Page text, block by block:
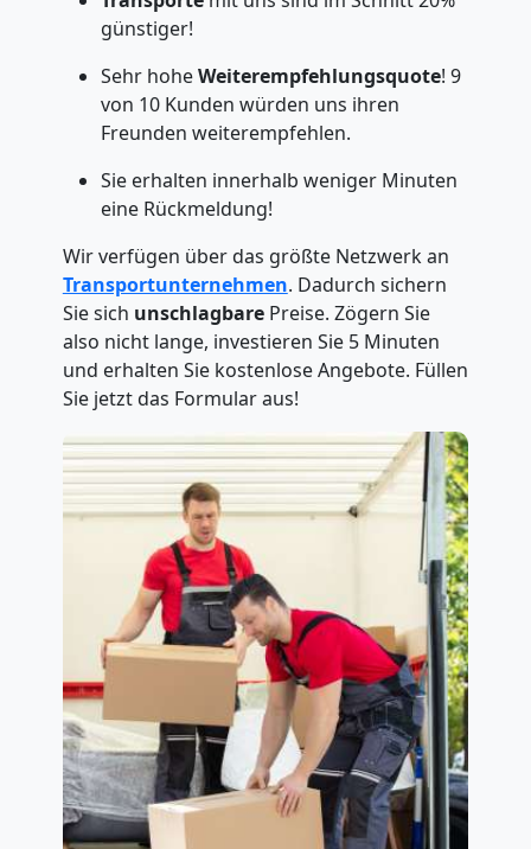
günstiger!
Sehr hoheWeiterempfehlungsquote! 9
von 10 Kunden würden uns ihren
Freunden weiterempfehlen.
Sie erhalten innerhalb weniger Minuten
eine Rückmeldung!
Wir verfügen über das größte Netzwerk an
Transportunternehmen. Dadurch sichern
Sie sich unschlagbare Preise. Zögern Sie
also nicht lange, investieren Sie 5 Minuten
und erhalten Sie kostenlose Angebote. Füllen
Sie jetzt das Formular aus!